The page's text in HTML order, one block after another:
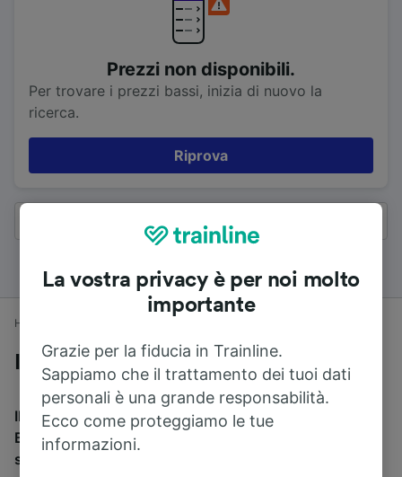
Prezzi non disponibili.
Per trovare i prezzi bassi, inizia di nuovo la
ricerca.
Riprova
Tutti i risultati
Home
In treno da Liverpool a Birmingham
Il tempo di viaggio medio in treno da Liverpool a
Birmingham è di 1h 43min per percorrere 126 km. Ci
sono normalmente 35 treni al giorno e il treno più
La vostra privacy è per noi molto
importante
Grazie per la fiducia in Trainline.
Sappiamo che il trattamento dei tuoi dati
personali è una grande responsabilità.
Ecco come proteggiamo le tue
informazioni.